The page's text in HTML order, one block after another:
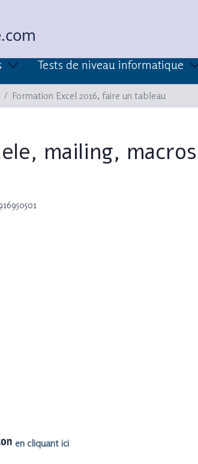
Tests de niveau informatique
Formation Excel 2016, faire un tableau
mailing, macros
en cliquant ici